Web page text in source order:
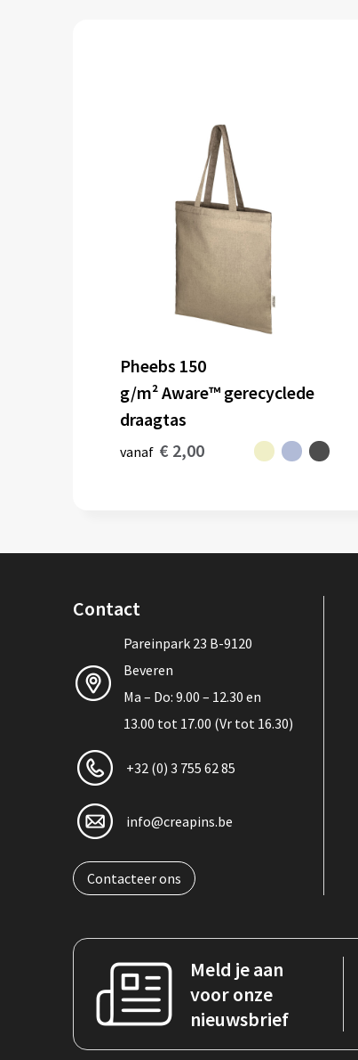
Pheebs 150
g/m² Aware™ gerecyclede
draagtas
vanaf € 2,00
Contact
Pareinpark 23 B-9120
Beveren
Ma – Do: 9.00 – 12.30 en
13.00 tot 17.00 (Vr tot 16.30)
+32 (0) 3 755 62 85
info@creapins.be
Contacteer ons
Meld je aan
voor onze
nieuwsbrief